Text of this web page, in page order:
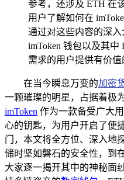
参考，还涉及 ETH 在
用户了解如何在
通过对这些内容的深
imToken 钱包以及其
需求的用户提供有价值
在当今瞬息万变的加密
一颗璀璨的明星，占据着极
imToken 作为一款备受广大
心的钥匙，为用户开启了便
门，本文将全方位、深入地
储时坚如磐石的安全性，到
大家逐一揭开其中的神秘面